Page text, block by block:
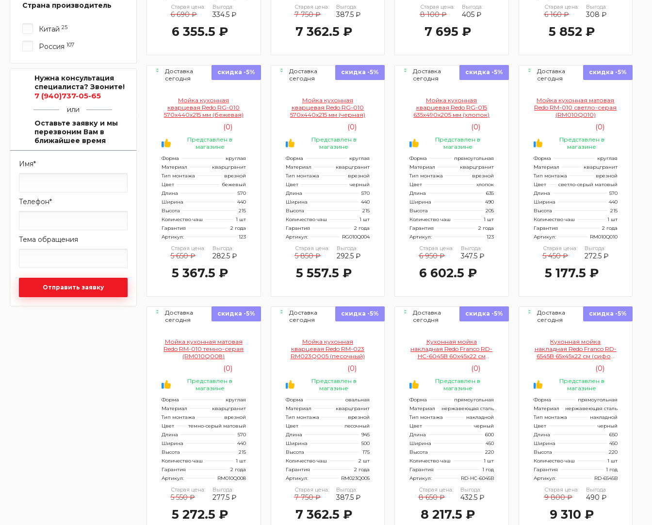
Страна производитель
Китай 25
Россия 107
Нужна консультация
специалиста? Звоните!
7 (940)737-05-65
или
Оставьте заявку и мы
перезвоним Вам в
ближайшее время
Имя*
Телефон*
Тема обращения
Отправить заявку
Старая цена:
6 690 ₽
Выгода:
334.5 ₽
6 355.5 ₽
Старая цена:
7 750 ₽
Выгода:
387.5 ₽
7 362.5 ₽
Старая цена:
8 100 ₽
Выгода:
405 ₽
7 695 ₽
Старая цена:
6 160 ₽
Выгода:
308 ₽
5 852 ₽
Доставка
сегодня
скидка -5%
Мойка кухонная
кварцевая Redo RG-010
570х440х215 мм (бежевая)
(0)
Представлен в
магазине
Форма
круглая
Материал
кварцгранит
Тип монтажа
врезной
Цвет
бежевый
Длина
570
Ширина
440
Высота
215
Количество чаш
1 шт
Гарантия
2 года
Артикул:
123
Старая цена:
5 650 ₽
Выгода:
282.5 ₽
5 367.5 ₽
Доставка
сегодня
скидка -5%
Мойка кухонная
кварцевая Redo RG-010
570х440х215 мм (черная)
(0)
Представлен в
магазине
Форма
круглая
Материал
кварцгранит
Тип монтажа
врезной
Цвет
черный
Длина
570
Ширина
440
Высота
215
Количество чаш
1 шт
Гарантия
2 года
Артикул:
RG010Q004
Старая цена:
5 850 ₽
Выгода:
292.5 ₽
5 557.5 ₽
Доставка
сегодня
скидка -5%
Мойка кухонная
кварцевая Redo RG-015
635х490х205 мм (хлопок)
(0)
Представлен в
магазине
Форма
прямоугольная
Материал
кварцгранит
Тип монтажа
врезной
Цвет
хлопок
Длина
635
Ширина
490
Высота
205
Количество чаш
1 шт
Гарантия
2 года
Артикул:
123
Старая цена:
6 950 ₽
Выгода:
347.5 ₽
6 602.5 ₽
Доставка
сегодня
скидка -5%
Мойка кухонная матовая
Redo RM-010 светло-серая
(RM010Q010)
(0)
Представлен в
магазине
Форма
круглая
Материал
кварцгранит
Тип монтажа
врезной
Цвет
светло-серый матовый
Длина
570
Ширина
440
Высота
215
Количество чаш
1 шт
Гарантия
2 года
Артикул:
RM010Q010
Старая цена:
5 450 ₽
Выгода:
272.5 ₽
5 177.5 ₽
Доставка
сегодня
скидка -5%
Мойка кухонная матовая
Redo RM-010 темно-серая
(RM010Q008)
(0)
Представлен в
магазине
Форма
круглая
Материал
кварцгранит
Тип монтажа
врезной
Цвет
темно-серый матовый
Длина
570
Ширина
440
Высота
215
Количество чаш
1 шт
Гарантия
2 года
Артикул:
RM010Q008
Старая цена:
5 550 ₽
Выгода:
277.5 ₽
5 272.5 ₽
Доставка
сегодня
скидка -5%
Мойка кухонная
кварцевая Redo RM-023
RM023Q005 (песочный)
(0)
Представлен в
магазине
Форма
овальная
Материал
кварцгранит
Тип монтажа
врезной
Цвет
песочный
Длина
945
Ширина
500
Высота
175
Количество чаш
2 шт
Гарантия
2 года
Артикул:
RM023Q005
Старая цена:
7 750 ₽
Выгода:
387.5 ₽
7 362.5 ₽
Доставка
сегодня
скидка -5%
Кухонная мойка
накладная Redo Franco RD-
HC-6045B 60x45x22 см
(0)
Представлен в
магазине
Форма
прямоугольная
Материал
нержавеющая сталь
Тип монтажа
накладной
Цвет
черный
Длина
600
Ширина
450
Высота
220
Количество чаш
1 шт
Гарантия
1 год
Артикул:
RD-HC-6045B
Старая цена:
8 650 ₽
Выгода:
432.5 ₽
8 217.5 ₽
Доставка
сегодня
скидка -5%
Кухонная мойка
накладная Redo Franco RD-
6545B 65x45x22 см (сифон
(0)
Представлен в
магазине
Форма
прямоугольная
Материал
нержавеющая сталь
Тип монтажа
накладной
Цвет
черный
Длина
650
Ширина
450
Высота
220
Количество чаш
1 шт
Гарантия
1 год
Артикул:
RD-6545B
Старая цена:
9 800 ₽
Выгода:
490 ₽
9 310 ₽